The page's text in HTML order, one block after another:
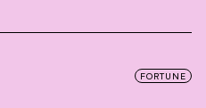
FORTUNE